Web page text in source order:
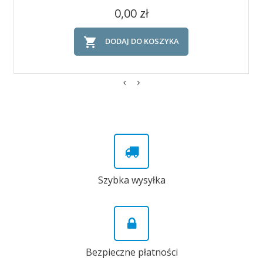
Cena
0,00 zł
 DODAJ DO KOSZYKA
Szybka wysyłka
Bezpieczne płatności